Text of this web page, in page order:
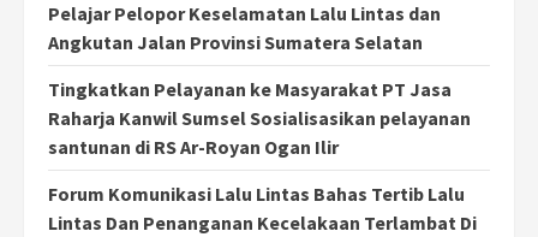
Pelajar Pelopor Keselamatan Lalu Lintas dan
Angkutan Jalan Provinsi Sumatera Selatan
Tingkatkan Pelayanan ke Masyarakat PT Jasa
Raharja Kanwil Sumsel Sosialisasikan pelayanan
santunan di RS Ar-Royan Ogan Ilir
Forum Komunikasi Lalu Lintas Bahas Tertib Lalu
Lintas Dan Penanganan Kecelakaan Terlambat Di